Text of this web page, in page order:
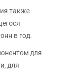
также
в год.
для
для